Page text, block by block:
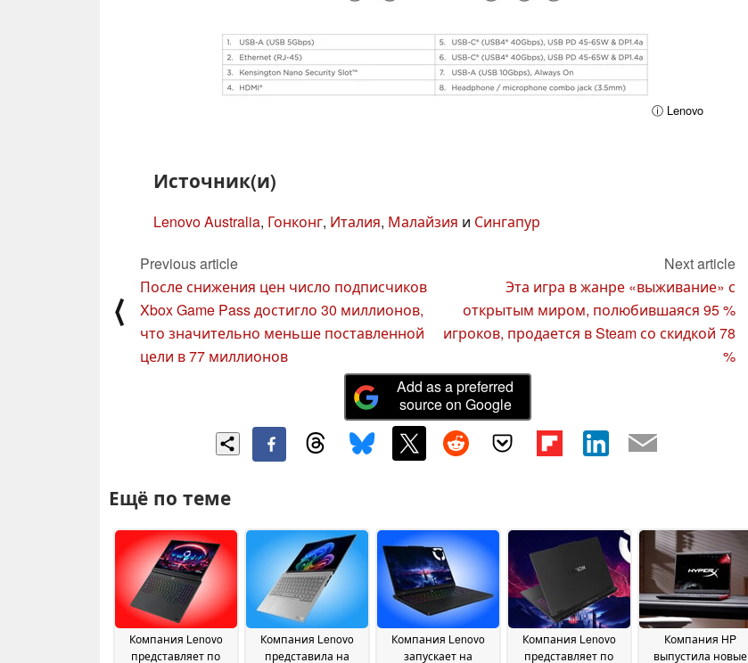
ⓘ Lenovo
Источник(и)
Lenovo Australia, Гонконг, Италия, Малайзия и Сингапур
⟨
Previous article
После снижения цен число подписчиков
Xbox Game Pass достигло 30 миллионов,
что значительно меньше поставленной
цели в 77 миллионов
Next article
Эта игра в жанре «выживание» с
открытым миром, полюбившаяся 95 %
игроков, продается в Steam со скидкой 78
%
Add as a preferred
source on Google
Ещё по теме
Компания Lenovo
представляет по
Компания Lenovo
представила на
Компания Lenovo
запускает на
Компания Lenovo
представляет по
Компания HP
выпустила новые